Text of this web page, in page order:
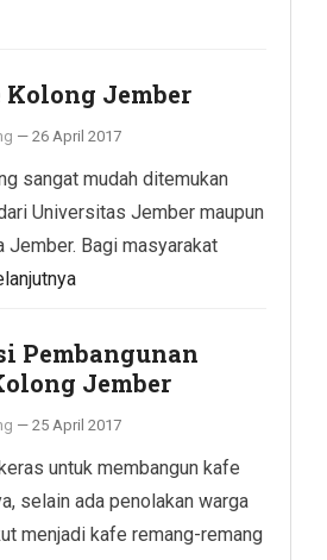
Jember
— 26 April 2017
sangat mudah ditemukan
Universitas Jember maupun
Jember. Bagi masyarakat
Pembangunan
Jember
— 25 April 2017
untuk membangun kafe
selain ada penolakan warga
menjadi kafe remang-remang